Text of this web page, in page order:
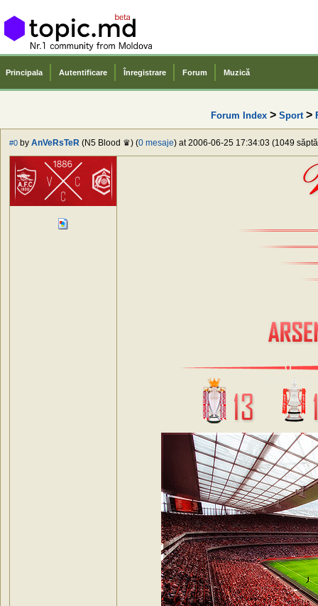
Principala Autentificare Înregistrare Forum Muzică
Forum Index> Sport>
#0 by AnVeRsTeR (N5 Blood ♛) (0 mesaje) at 2006-06-25 17:34:03 (1049